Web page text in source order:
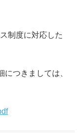
制度に対応した
つきましては、